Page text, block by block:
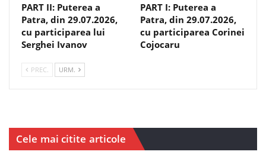
PART II: Puterea a
Patra, din 29.07.2026,
cu participarea lui
Serghei Ivanov
PART I: Puterea a
Patra, din 29.07.2026,
cu participarea Corinei
Cojocaru
PREC. URM.
Cele mai citite articole